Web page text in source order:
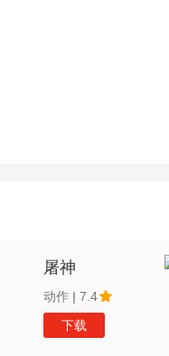
屠神
动作 | 7.4
下载